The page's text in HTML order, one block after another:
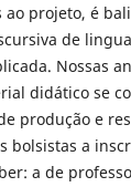
projeto, é
de
Nossas
didático se
produção e
bolsistas a
a de